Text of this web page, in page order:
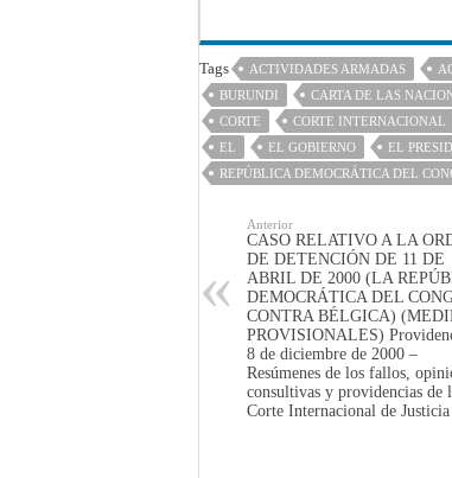
Tags ACTIVIDADES ARMADAS
BURUNDI
CARTA DE LAS
CORTE
CORTE INTERNACIONAL
EL
EL GOBIERNO EL
REPÚBLICA DEMOCRÁTICA DEL
Anterior
CASO RELATIVO A LA
DE DETENCIÓN DE 11 DE
ABRIL DE 2000 (LA
DEMOCRÁTICA DEL
CONTRA BÉLGICA)
PROVISIONALES)
8 de diciembre de 2000 –
Resúmenes de los fallos,
consultivas y providencias de
Corte Internacional de Justicia